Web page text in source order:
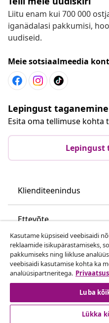
Liitu enam kui 700 000
iganädalasi pakkumisi,
uudiseid.
Meie sotsiaalmeedia
Lepingust taganemine
Esita oma tellimuse kohta
Lepingust
Klienditeenindus
Ettevõte
vidaXL
Vaata rohkem
Kasutame küpsiseid veebisaidi
reklaamide isikupärastamiseks,
pakkumiseks ning liikluse
veebisaidi kasutamise kohta ka
analüüsipartneritega.
Luba
Lükka